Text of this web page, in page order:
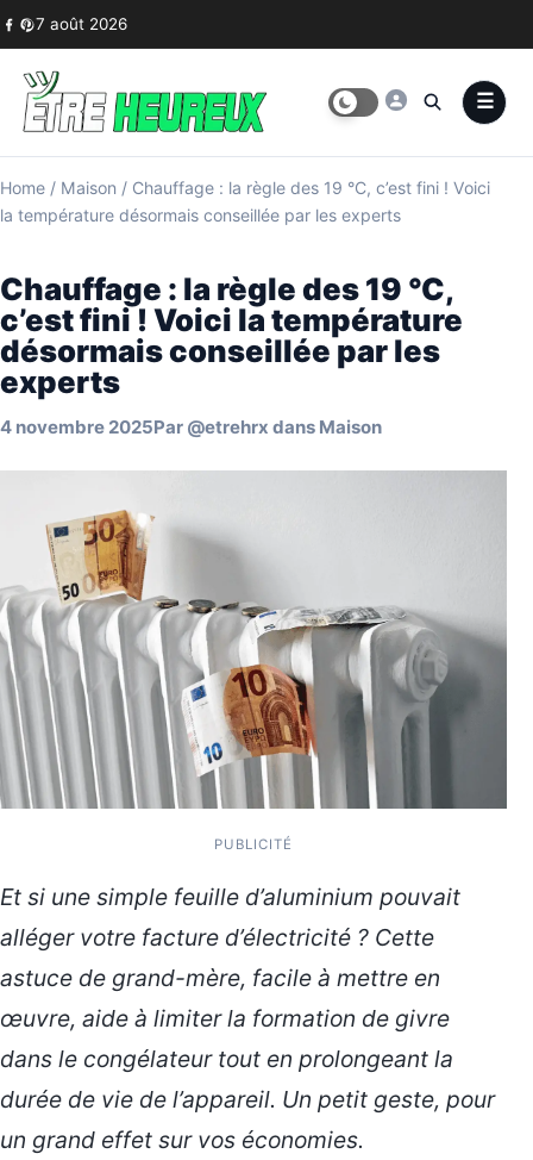
Skip to content
7 août 2026
Home / Maison / Chauffage : la règle des 19 °C, c’est fini ! Voici
la température désormais conseillée par les experts
Chauffage : la règle des 19 °C,
c’est fini ! Voici la température
désormais conseillée par les
experts
4 novembre 2025Par @etrehrx dans Maison
PUBLICITÉ
Et si une simple feuille d’aluminium pouvait
alléger votre facture d’électricité ? Cette
astuce de grand-mère, facile à mettre en
œuvre, aide à limiter la formation de givre
dans le congélateur tout en prolongeant la
durée de vie de l’appareil. Un petit geste, pour
un grand effet sur vos économies.